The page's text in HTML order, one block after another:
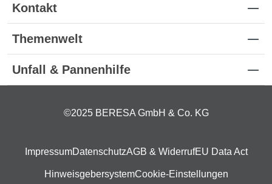
Kontakt
Themenwelt
Unfall & Pannenhilfe
©2025 BERESA GmbH & Co. KG
ImpressumDatenschutzAGB & WiderrufEU Data Act
HinweisgebersystemCookie-Einstellungen